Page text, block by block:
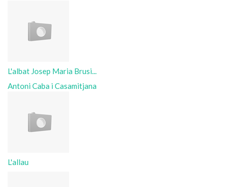
L'albat Josep Maria Brusi...
Antoni Caba i Casamitjana
L'allau